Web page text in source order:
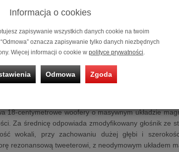
2025r. | [III.2025]
Audio Diamond 30 mkII
wersja topowych,
w przypadku poprzednika, jest to konstrukcja 3-
18-centymetrowe woofery o masywnym układzie
Za średnicę odpowiada zmodyfikowany głośnik ze
wokali, przy zachowaniu dużej głębi i
rezonansową tweeterowi, z neodymowym układem
Informacja o cookies
zapisywanie wszystkich danych cookie na twoim
oznacza zapisywanie tylko danych niezbędnych
Więcej informacji o cookie w polityce prywatności
Odmowa Zgoda